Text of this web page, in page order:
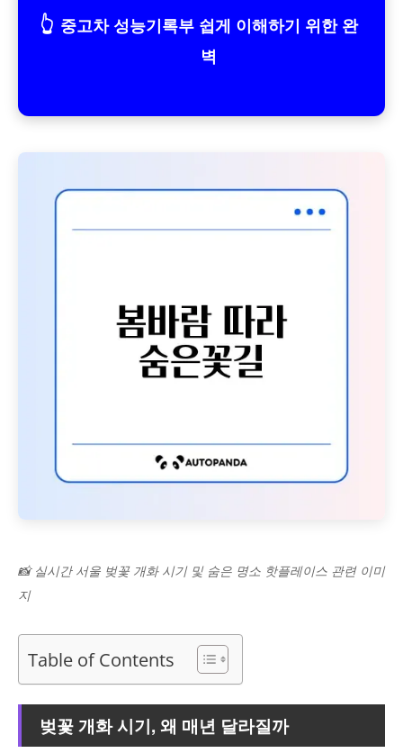
👆 중고차 성능기록부 쉽게 이해하기 위한 완
벽
📸 실시간 서울 벚꽃 개화 시기 및 숨은 명소 핫플레이스 관련 이미
지
Table of Contents
벚꽃 개화 시기, 왜 매년 달라질까